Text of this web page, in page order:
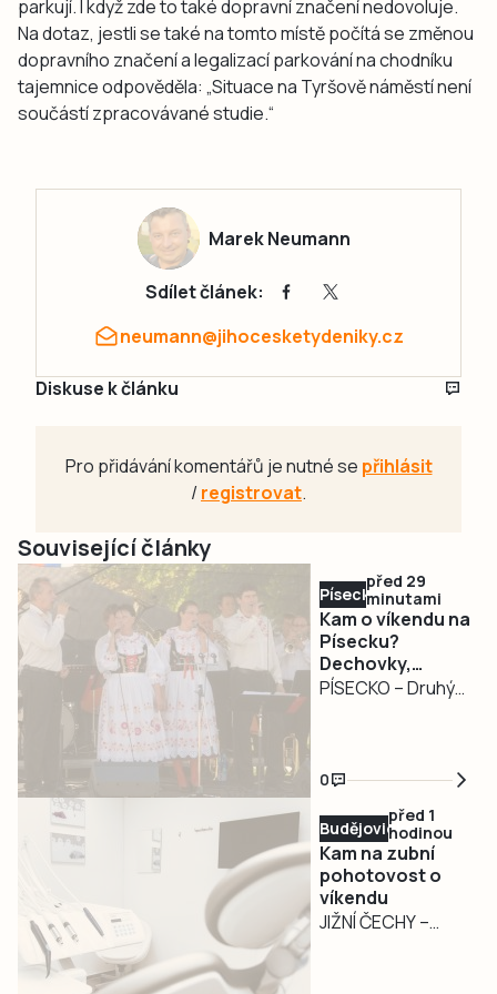
parkují. I když zde to také dopravní značení nedovoluje.
Na dotaz, jestli se také na tomto místě počítá se změnou
dopravního značení a legalizací parkování na chodníku
tajemnice odpověděla: „Situace na Tyršově náměstí není
součástí zpracovávané studie.“
Marek Neumann
Sdílet článek:
neumann@jihocesketydeniky.cz
Diskuse k článku
Pro přidávání komentářů je nutné se přihlásit
/registrovat.
Související články
Písecko
před 29
minutami
Kam o víkendu na
Písecku?
Dechovky,
pohádkový les,
PÍSECKO – Druhý
Písecku pestrý
program pro
milovníky hudby,
rodiny s dětmi i
příznivce
venkovských
slavností.
0
Budějovicko
před 1
hodinou
Kam na zubní
pohotovost o
víkendu
JIŽNÍ ČECHY –